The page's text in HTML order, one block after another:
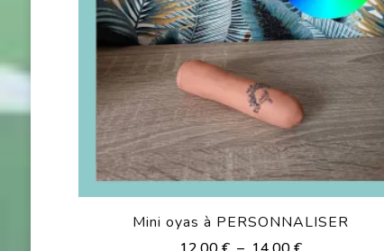
Mini oyas à PERSONNALISER